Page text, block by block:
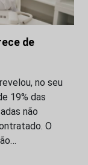
de
no seu
19% das
não
O